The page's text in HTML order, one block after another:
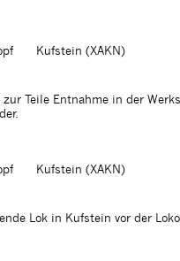
Kufstein (XAKN)
Teile Entnahme in der
Kufstein (XAKN)
Lok in Kufstein vor der